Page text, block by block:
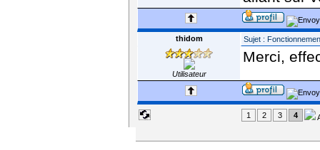
thidom Sujet :
Utilisateur
Merci,
1 2 3 4